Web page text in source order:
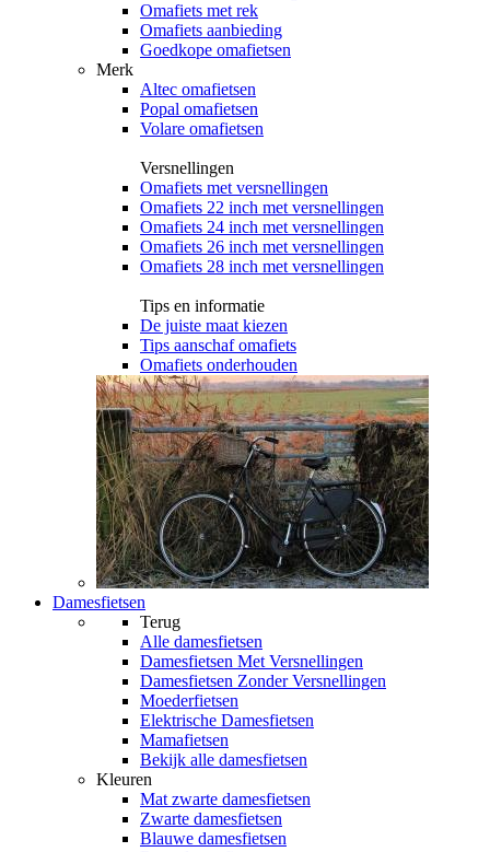
Omafiets met rek
Omafiets aanbieding
Goedkope omafietsen
Merk
Altec omafietsen
Popal omafietsen
Volare omafietsen
Versnellingen
Omafiets met versnellingen
Omafiets 22 inch met versnellingen
Omafiets 24 inch met versnellingen
Omafiets 26 inch met versnellingen
Omafiets 28 inch met versnellingen
Tips en informatie
De juiste maat kiezen
Tips aanschaf omafiets
Omafiets onderhouden
Damesfietsen
Terug
Alle damesfietsen
Damesfietsen Met Versnellingen
Damesfietsen Zonder Versnellingen
Moederfietsen
Elektrische Damesfietsen
Mamafietsen
Bekijk alle damesfietsen
Kleuren
Mat zwarte damesfietsen
Zwarte damesfietsen
Blauwe damesfietsen